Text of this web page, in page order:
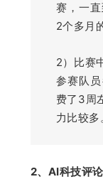
赛，一
2个多月
2）比赛
参赛队
费了3周
力比较多
2、AI科技评论